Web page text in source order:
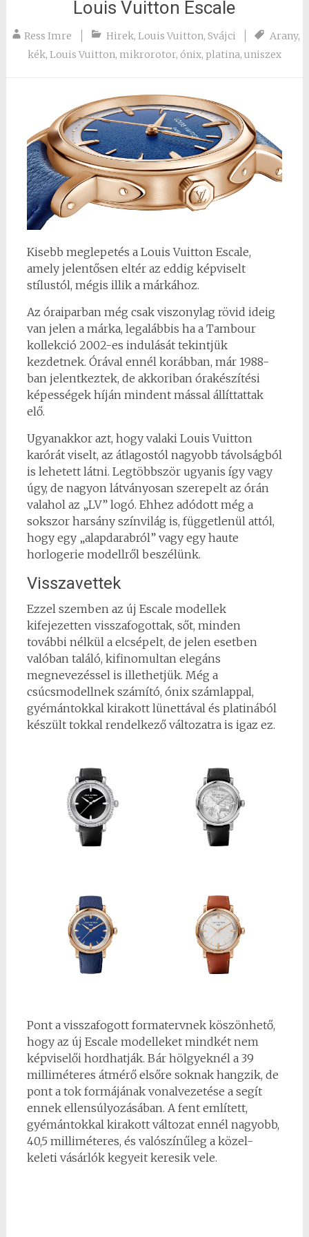
Louis Vuitton Escale
Ress Imre Hirek, Louis Vuitton, Svájci Arany,
kék, Louis Vuitton, mikrorotor, ónix, platina, uniszex
Kisebb meglepetés a Louis Vuitton Escale,
amely jelentősen eltér az eddig képviselt
stílustól, mégis illik a márkához.
Az óraiparban még csak viszonylag rövid ideig
van jelen a márka, legalábbis ha a Tambour
kollekció 2002-es indulását tekintjük
kezdetnek. Órával ennél korábban, már 1988-
ban jelentkeztek, de akkoriban órakészítési
képességek híján mindent mással állíttattak
elő.
Ugyanakkor azt, hogy valaki Louis Vuitton
karórát viselt, az átlagostól nagyobb távolságból
is lehetett látni. Legtöbbször ugyanis így vagy
úgy, de nagyon látványosan szerepelt az órán
valahol az „LV” logó. Ehhez adódott még a
sokszor harsány színvilág is, függetlenül attól,
hogy egy „alapdarabról” vagy egy haute
horlogerie modellről beszélünk.
Visszavettek
Ezzel szemben az új Escale modellek
kifejezetten visszafogottak, sőt, minden
további nélkül a elcsépelt, de jelen esetben
valóban találó, kifinomultan elegáns
megnevezéssel is illethetjük. Még a
csúcsmodellnek számító, ónix számlappal,
gyémántokkal kirakott lünettával és platinából
készült tokkal rendelkező változatra is igaz ez.
Pont a visszafogott formatervnek köszönhető,
hogy az új Escale modelleket mindkét nem
képviselői hordhatják. Bár hölgyeknél a 39
milliméteres átmérő elsőre soknak hangzik, de
pont a tok formájának vonalvezetése a segít
ennek ellensúlyozásában. A fent említett,
gyémántokkal kirakott változat ennél nagyobb,
40,5 milliméteres, és valószínűleg a közel-
keleti vásárlók kegyeit keresik vele.